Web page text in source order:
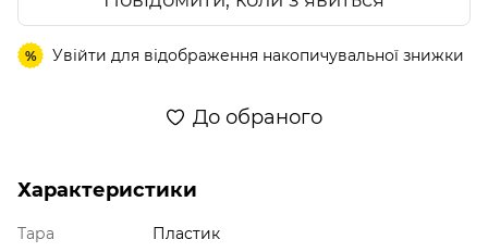
% Увійти для відображення накопичувальної знижки
До обраного
Характеристики
Тара
Пластик